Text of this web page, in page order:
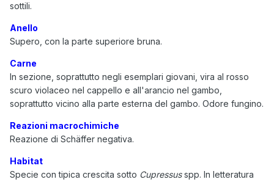
sottili.
Anello
Supero, con la parte superiore bruna.
Carne
In sezione, soprattutto negli esemplari giovani, vira al rosso
scuro violaceo nel cappello e all'arancio nel gambo,
soprattutto vicino alla parte esterna del gambo. Odore fungino.
Reazioni macrochimiche
Reazione di Schäffer negativa.
Habitat
Specie con tipica crescita sotto Cupressus spp. In letteratura